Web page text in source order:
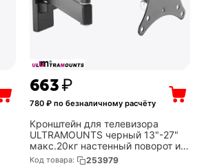
‍663‍₽
780₽ по безналичному расчёту
Кронштейн для телевизора
ULTRAMOUNTS черный 13"-27"
макс.20кг настенный поворот и
наклон (UM875)
Код товара: 253979